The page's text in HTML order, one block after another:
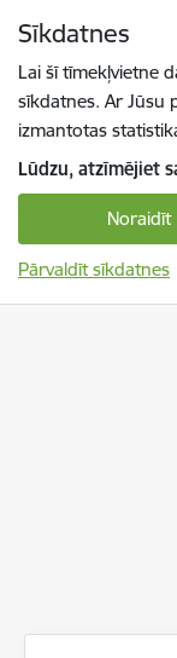
Sīkdatnes
Lai šī tīmekļvietne
sīkdatnes. Ar Jūsu
izmantotas
Lūdzu, atzīmējiet
Noraidīt
Pārvaldīt sīkdatnes